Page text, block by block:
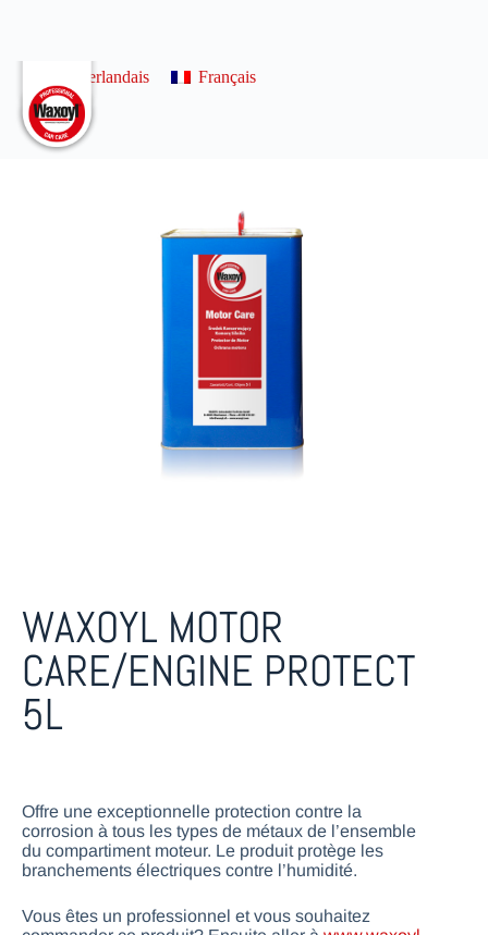
Néerlandais Français
WAXOYL MOTOR
CARE/ENGINE PROTECT
5L
Offre une exceptionnelle protection contre la
corrosion à tous les types de métaux de l’ensemble
du compartiment moteur. Le produit protège les
branchements électriques contre l’humidité.
Vous êtes un professionnel et vous souhaitez